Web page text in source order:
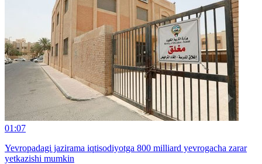
01:07
Yevropadagi jazirama iqtisodiyotga 800 milliard yevrogacha zarar
yetkazishi mumkin